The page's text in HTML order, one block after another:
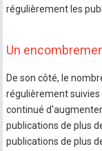
régulièrement les
Un
De son côté, le
régulièrement suivies
continué
publications de plus
publications de plus